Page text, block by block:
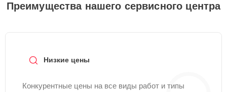
Преимущества нашего сервисного центра
Низкие цены
Конкурентные цены на все виды работ и типы